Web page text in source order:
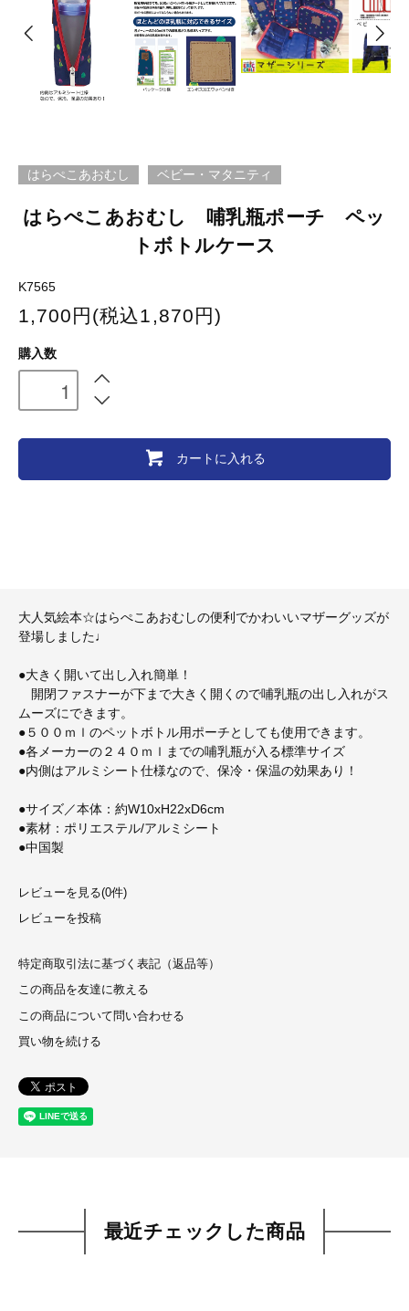
はらぺこあおむし ベビー・マタニティ
はらぺこあおむし 哺乳瓶ポーチ ペッ
トボトルケース
K7565
1,700円(税込1,870円)
購入数
カートに入れる
大人気絵本☆はらぺこあおむしの便利でかわいいマザーグッズが
登場しました♩
●大きく開いて出し入れ簡単！
開閉ファスナーが下まで大きく開くので哺乳瓶の出し入れがス
ムーズにできます。
●５００ｍｌのペットボトル用ポーチとしても使用できます。
●各メーカーの２４０ｍｌまでの哺乳瓶が入る標準サイズ
●内側はアルミシート仕様なので、保冷・保温の効果あり！
●サイズ／本体：約W10xH22xD6cm
●素材：ポリエステル/アルミシート
●中国製
レビューを見る(0件)
レビューを投稿
特定商取引法に基づく表記（返品等）
この商品を友達に教える
この商品について問い合わせる
買い物を続ける
最近チェックした商品